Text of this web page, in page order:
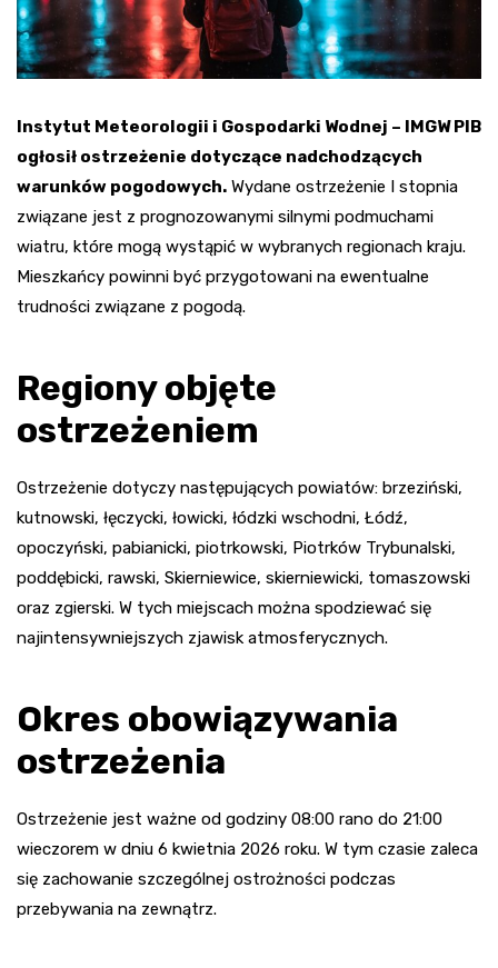
Instytut Meteorologii i Gospodarki Wodnej – IMGW PIB
ogłosił ostrzeżenie dotyczące nadchodzących
warunków pogodowych. Wydane ostrzeżenie I stopnia
związane jest z prognozowanymi silnymi podmuchami
wiatru, które mogą wystąpić w wybranych regionach kraju.
Mieszkańcy powinni być przygotowani na ewentualne
trudności związane z pogodą.
Regiony objęte
ostrzeżeniem
Ostrzeżenie dotyczy następujących powiatów: brzeziński,
kutnowski, łęczycki, łowicki, łódzki wschodni, Łódź,
opoczyński, pabianicki, piotrkowski, Piotrków Trybunalski,
poddębicki, rawski, Skierniewice, skierniewicki, tomaszowski
oraz zgierski. W tych miejscach można spodziewać się
najintensywniejszych zjawisk atmosferycznych.
Okres obowiązywania
ostrzeżenia
Ostrzeżenie jest ważne od godziny 08:00 rano do 21:00
wieczorem w dniu 6 kwietnia 2026 roku. W tym czasie zaleca
się zachowanie szczególnej ostrożności podczas
przebywania na zewnątrz.